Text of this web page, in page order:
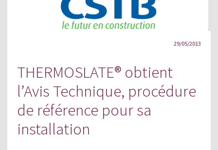
29/05/2013
THERMOSLATE® obtient
l’Avis Technique, procédure
de référence pour sa
installation